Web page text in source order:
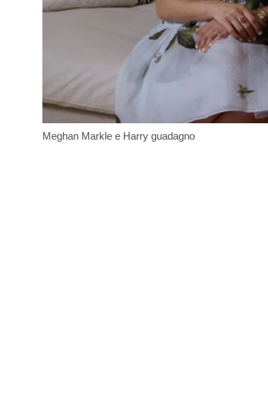
Meghan Markle e Harry guadagno